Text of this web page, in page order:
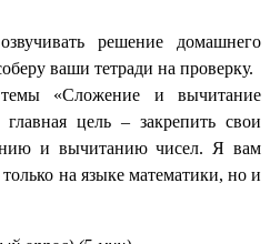
решение домашнего
ваши тетради на проверку.
«Сложение и вычитание
цель – закрепить свои
и вычитанию чисел. Я вам
на языке математики, но и